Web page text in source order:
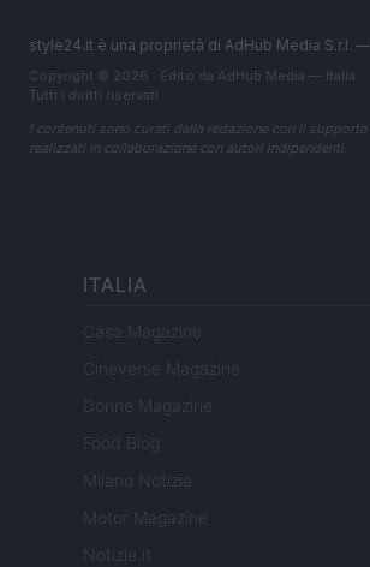
style24.it è una proprietà di AdHub Media S.r.l.
Copyright © 2026 · Edito da AdHub Media — Italia
Tutti i diritti riservati
I contenuti sono curati dalla redazione con il
realizzati in collaborazione con autori indipendenti.
ITALIA
Casa Magazine
Cineverse Magazine
Donne Magazine
Food Blog
Milano Notizie
Motor Magazine
Notizie.it